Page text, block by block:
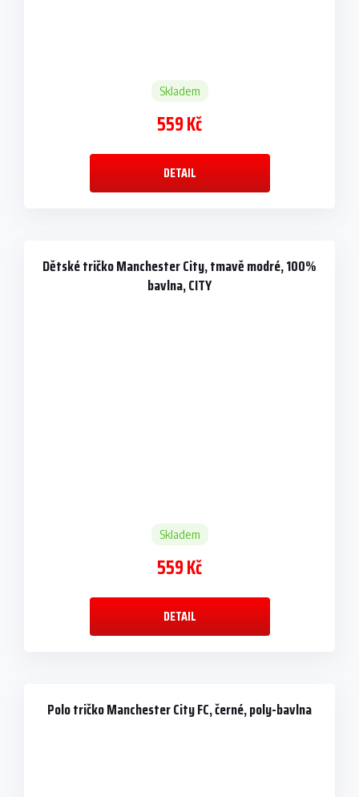
Skladem
559 Kč
DETAIL
Dětské tričko Manchester City, tmavě modré, 100%
bavlna, CITY
Skladem
559 Kč
DETAIL
Polo tričko Manchester City FC, černé, poly-bavlna